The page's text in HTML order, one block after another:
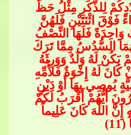
لِلذَّكَرِ مِثْلُ حَظِّ
فَوْقَ اثْنَتَيْنِ فَلَهُنَّ
وَاحِدَةً فَلَهَا النِّصْفُ
السُّدُسُ مِمَّا تَرَكَ
يَكُنْ لَهُ وَلَدٌ​​وَوَرِثَهُ
كَانَ لَهُ إِخْوَةٌ فَلأُمِّهِ
يُوصِي بِهَا أَوْ دَيْنٍ
أَيُّهُمْ أَقْرَبُ لَكُمْ
إِنَّ اللَّهَ كَانَ عَلِيماً